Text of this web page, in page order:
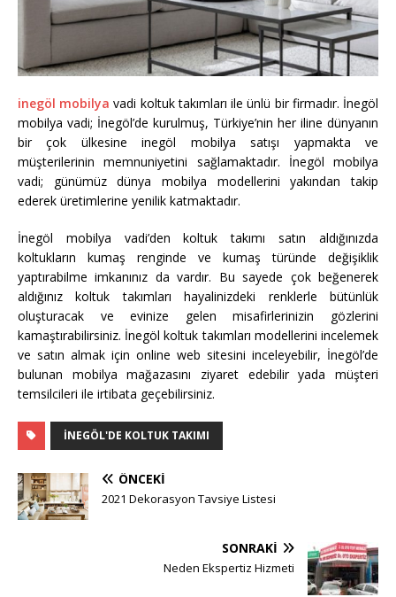
inegöl mobilya vadi koltuk takımları ile ünlü bir firmadır. İnegöl
mobilya vadi; İnegöl’de kurulmuş, Türkiye’nin her iline dünyanın
bir çok ülkesine inegöl mobilya satışı yapmakta ve
müşterilerinin memnuniyetini sağlamaktadır. İnegöl mobilya
vadi; günümüz dünya mobilya modellerini yakından takip
ederek üretimlerine yenilik katmaktadır.
İnegöl mobilya vadi’den koltuk takımı satın aldığınızda
koltukların kumaş renginde ve kumaş türünde değişiklik
yaptırabilme imkanınız da vardır. Bu sayede çok beğenerek
aldığınız koltuk takımları hayalinizdeki renklerle bütünlük
oluşturacak ve evinize gelen misafirlerinizin gözlerini
kamaştırabilirsiniz. İnegöl koltuk takımları modellerini incelemek
ve satın almak için online web sitesini inceleyebilir, İnegöl’de
bulunan mobilya mağazasını ziyaret edebilir yada müşteri
temsilcileri ile irtibata geçebilirsiniz.
İNEGÖL'DE KOLTUK TAKIMI
ÖNCEKI
2021 Dekorasyon Tavsiye Listesi
SONRAKI
Neden Ekspertiz Hizmeti